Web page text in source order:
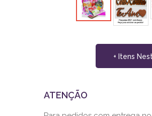
+ Itens
ATENÇÃO